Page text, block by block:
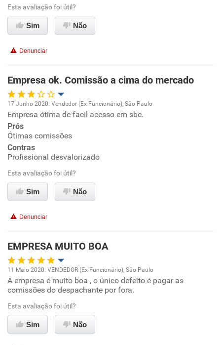
Ambiente de trabalho
Benefícios
Recomenda esta empresa
Recomenda a diretoria
Esta avaliação foi útil?
Sim Não
Denunciar
Empresa ok. Comissão a cima do mercado
Oportunidade de promoção
Ambiente de trabalho
Benefícios
Recomenda esta empresa
Não recomenda a diretoria
17 Junho 2020. Vendedor (Ex-Funcionário), São Paulo
Empresa ótima de facil acesso em sbc.
Prós
Ótimas comissões
Contras
Profissional desvalorizado
Esta avaliação foi útil?
Sim Não
Denunciar
EMPRESA MUITO BOA
Oportunidade de promoção
Ambiente de trabalho
Conciliação com a vida familiar
11 Maio 2020. VENDEDOR (Ex-Funcionário), São Paulo
A empresa é muito boa , o único defeito é pagar as
comissões do despachante por fora.
Esta avaliação foi útil?
Sim Não